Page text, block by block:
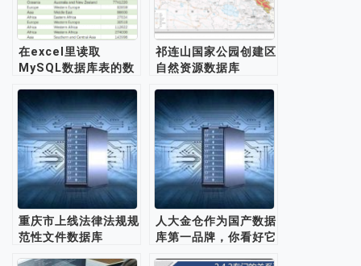
在excel里读取
MySQL数据库表的数
祁连山国家公园创建区
自然资源数据库
重庆市上线法律法规规
范性文件数据库
人大金仓作为国产数据
库第一品牌，你看好它